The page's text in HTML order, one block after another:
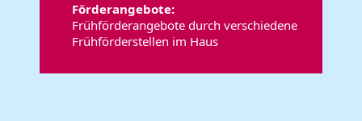
Förderangebote:
Frühförderangebote durch verschiedene
Frühförderstellen im Haus